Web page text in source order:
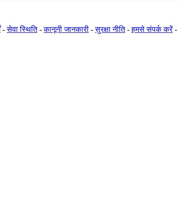
-सेवा स्थिति-कानूनी जानकारी -सुरक्षा नीति-हमसे संपर्क करें-